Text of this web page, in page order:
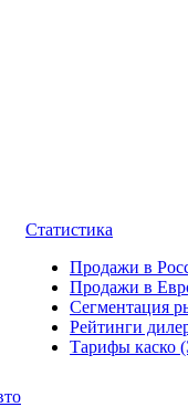
Статистика
Продажи в
Продажи в
Сегментация
Рейтинги
Тарифы